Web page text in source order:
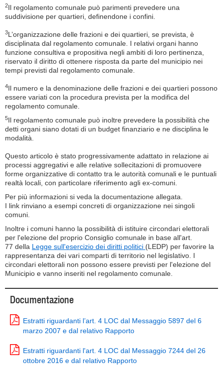
2Il regolamento comunale può parimenti prevedere una
suddivisione per quartieri, definendone i confini.
3L’organizzazione delle frazioni e dei quartieri, se prevista, è
disciplinata dal regolamento comunale. I relativi organi hanno
funzione consultiva e propositiva negli ambiti di loro pertinenza,
riservato il diritto di ottenere risposta da parte del municipio nei
tempi previsti dal regolamento comunale.
4Il numero e la denominazione delle frazioni e dei quartieri possono
essere variati con la procedura prevista per la modifica del
regolamento comunale.
5Il regolamento comunale può inoltre prevedere la possibilità che
detti organi siano dotati di un budget finanziario e ne disciplina le
modalità.
Questo articolo è stato progressivamente adattato in relazione ai
processi aggregativi e alle relative sollecitazioni di promuovere
forme organizzative di contatto tra le autorità comunali e le puntuali
realtà locali, con particolare riferimento agli ex-comuni.
Per più informazioni si veda la documentazione allegata.
I link rinviano a esempi concreti di organizzazione nei singoli
comuni.
Inoltre i comuni hanno la possibilità di istituire circondari elettorali
per l'elezione del proprio Consiglio comunale in base all'art.
77 della Legge sull'esercizio dei diritti politici (LEDP) per favorire la
rappresentanza dei vari comparti di territorio nel legislativo. I
circondari elettorali non possono essere previsti per l'elezione del
Municipio e vanno inseriti nel regolamento comunale.
Documentazione
Estratti riguardanti l’art. 4 LOC dal Messaggio 5897 del 6
marzo 2007 e dal relativo Rapporto
Estratti riguardanti l'art. 4 LOC dal Messaggio 7244 del 26
ottobre 2016 e dal relativo Rapporto